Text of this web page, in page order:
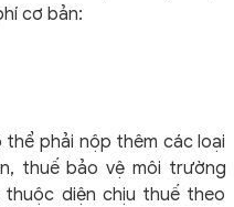
cơ bản:
thể phải nộp thêm các loại
thuế bảo vệ môi trường
diện chịu thuế theo